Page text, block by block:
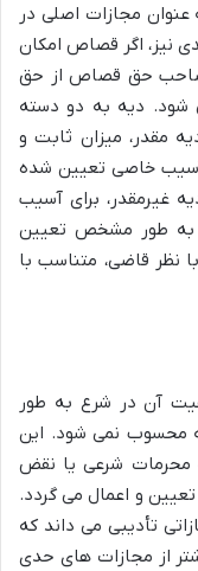
عنوان مجازات اصلی در
نیز، اگر قصاص امکان
صاحب حق قصاص از حق
دیه به دو دسته
مقدر، میزان ثابت و
خاصی تعیین شده
غیرمقدر، برای آسیب
به طور مشخص تعیین
نظر قاضی، متناسب با
آن در شرع به طور
محسوب نمی شود. این
محرمات شرعی یا نقض
و اعمال می گردد.
تأدیبی می داند که
از مجازات های حدی